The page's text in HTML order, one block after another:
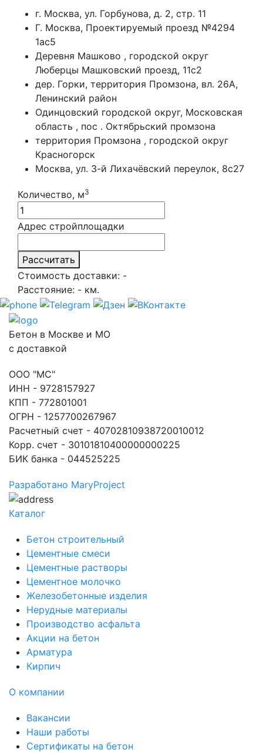
г. Москва, ул. Горбунова, д. 2, стр. 11
Г. Москва, Проектируемый проезд №4294
1ас5
Деревня Машково , городской округ
Люберцы Машковский проезд, 11с2
дер. Горки, территория Промзона, вл. 26А,
Ленинский район
Одинцовский городской округ, Московская
область , пос . Октябрьский промзона
территория Промзона , городской округ
Красногорск
Москва, ул. 3-й Лихачёвский переулок, 8с27
Количество, м3
Адрес стройплощадки
Рассчитать
Стоимость доставки: -
Расстояние: - км.
Бетон в Москве и МО
с доставкой
ООО "МС"
ИНН - 9728157927
КПП - 772801001
ОГРН - 1257700267967
Расчетный счет - 40702810938720010012
Корр. счет - 30101810400000000225
БИК банка - 044525225
Разработано MaryProject
Каталог
Бетон строительный
Цементные смеси
Цементные растворы
Цементное молочко
Железобетонные изделия
Нерудные материалы
Производство асфальта
Акции на бетон
Арматура
Кирпич
О компании
Вакансии
Наши работы
Сертификаты на бетон